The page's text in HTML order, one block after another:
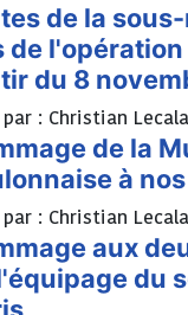
de la
de l'opération
du 8
: Christian
de la
à
: Christian
aux
du